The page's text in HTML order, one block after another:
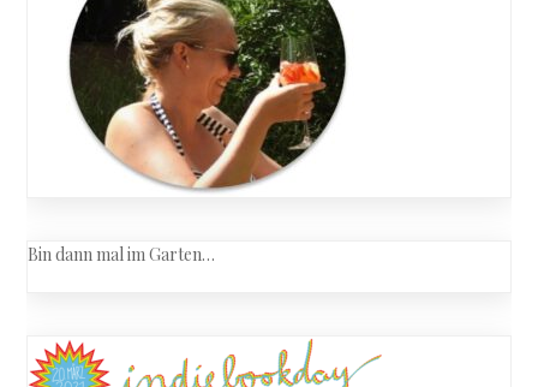
Bin dann mal im Garten…